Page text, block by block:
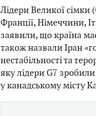
Лідери Великої
Франції, Німеччини,
заявили, що країна
також назвали Іран
нестабільності та
яку лідери G7
у канадському місту